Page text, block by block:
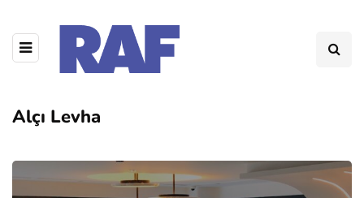
Alçı Levha